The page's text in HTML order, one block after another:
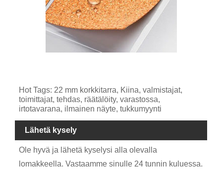
Hot Tags: 22 mm korkkitarra, Kiina, valmistajat,
toimittajat, tehdas, räätälöity, varastossa,
irtotavarana, ilmainen näyte, tukkumyynti
Lähetä kysely
Ole hyvä ja lähetä kyselysi alla olevalla
lomakkeella. Vastaamme sinulle 24 tunnin kuluessa.